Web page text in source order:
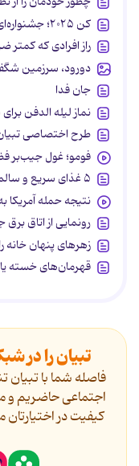
کن ۲۰۲۵؛ جشنواره‌ای علیه خانواده
راز افرادی که کمتر
دورود، سرزمین
جان فدا
نماز لیله الدفن
طرح اختصاصی
فومو؛ غول جیب‌بر
۵ غذای سریع و سالم برای طبیعت‌گردی
نتیجه حمله آمریکا
رونمایی از اتاق برق
زهرهای پنهان خانه
قهرمان‌های خسته
تبیان را در
فاصله شما با
اجتماعی حاضریم و
کیفیت در